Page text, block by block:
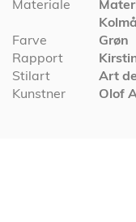
Materiale
Farve
Grøn
Rapport
Stilart
Art
Kunstner
Olof